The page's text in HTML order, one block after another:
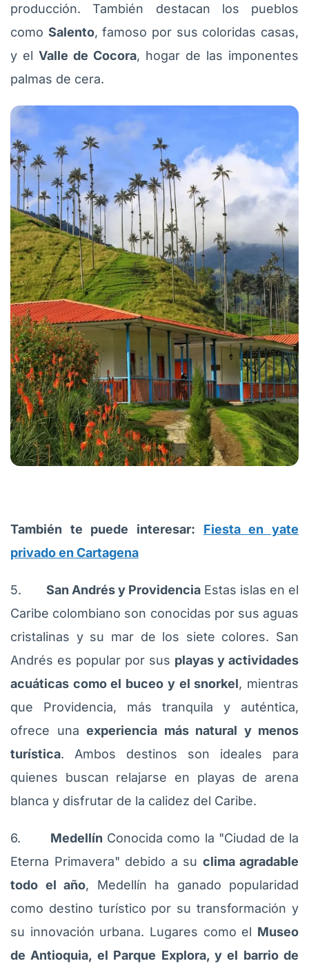
producción. También destacan los pueblos
como Salento, famoso por sus coloridas casas,
y el Valle de Cocora, hogar de las imponentes
palmas de cera.
También te puede interesar: Fiesta en yate
privado en Cartagena
5. San Andrés y ProvidenciaEstas islas en el
Caribe colombiano son conocidas por sus aguas
cristalinas y su mar de los siete colores. San
Andrés es popular por sus playas y actividades
acuáticas como el buceo y el snorkel, mientras
que Providencia, más tranquila y auténtica,
ofrece una experiencia más natural y menos
turística. Ambos destinos son ideales para
quienes buscan relajarse en playas de arena
blanca y disfrutar de la calidez del Caribe.
6. Medellín Conocida como la "Ciudad de la
Eterna Primavera" debido a su clima agradable
todo el año, Medellín ha ganado popularidad
como destino turístico por su transformación y
su innovación urbana. Lugares como el Museo
de Antioquia, el Parque Explora, y el barrio de